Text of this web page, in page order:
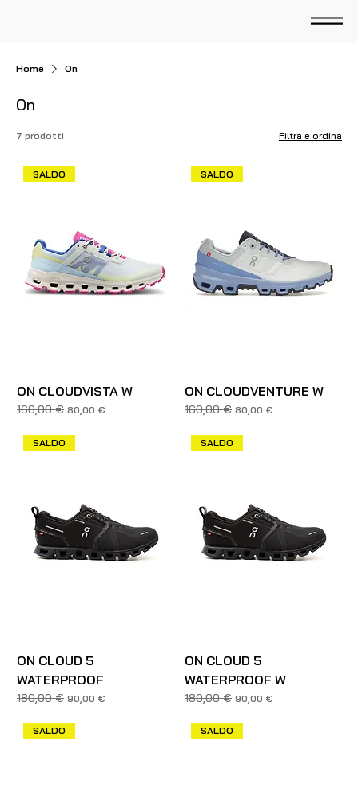
Home On
On
7 prodotti Filtra e ordina
SALDO
ON CLOUDVISTA W
Prezzo regolare
160,00 € Prezzo scontato
80,00 €
SALDO
ON CLOUDVENTURE W
Prezzo regolare
160,00 € Prezzo scontato
80,00 €
SALDO
ON CLOUD 5
WATERPROOF
Prezzo regolare
180,00 € Prezzo scontato
90,00 €
SALDO
ON CLOUD 5
WATERPROOF W
Prezzo regolare
180,00 € Prezzo scontato
90,00 €
SALDO SALDO